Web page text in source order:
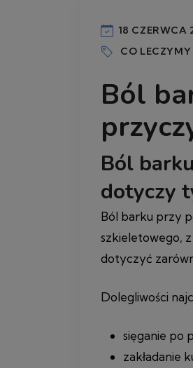
18 CZERWCA
CO
Ból
Ból
dotyczy
Ból barku przy
szkieletowego,
dotyczyć
Dolegliwości
sięganie po
zakładanie